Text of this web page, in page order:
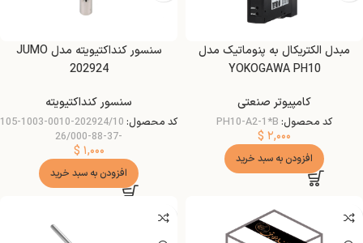
مبدل الکتریکال به پنوماتیک مدل
YOKOGAWA PH10
کامپیوتر صنعتی
کد محصول: PH10-A2-1*B
$ ۲,۰۰۰
افزودن به سبد خرید
سنسور کنداکتیویته مدل JUMO
202924
سنسور کنداکتیویته
کد محصول:
202924/10-0010-1003-105
-37-88-26/000
$ ۱,۰۰۰
افزودن به سبد خرید